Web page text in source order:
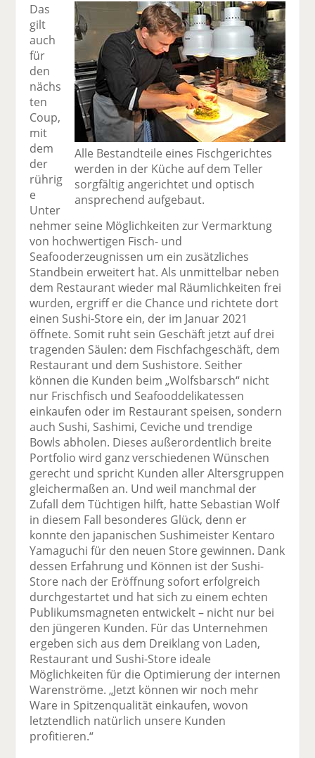
Alle Bestandteile eines Fischgerichtes
werden in der Küche auf dem Teller
sorgfältig angerichtet und optisch
ansprechend aufgebaut.
Das
gilt
auch
für
den
nächs
ten
Coup,
mit
dem
der
rührig
e
Unter
nehmer seine Möglichkeiten zur Vermarktung
von hochwertigen Fisch- und
Seafooderzeugnissen um ein zusätzliches
Standbein erweitert hat. Als unmittelbar neben
dem Restaurant wieder mal Räumlichkeiten frei
wurden, ergriff er die Chance und richtete dort
einen Sushi-Store ein, der im Januar 2021
öffnete. Somit ruht sein Geschäft jetzt auf drei
tragenden Säulen: dem Fischfachgeschäft, dem
Restaurant und dem Sushistore. Seither
können die Kunden beim „Wolfsbarsch“ nicht
nur Frischfisch und Seafooddelikatessen
einkaufen oder im Restaurant speisen, sondern
auch Sushi, Sashimi, Ceviche und trendige
Bowls abholen. Dieses außerordentlich breite
Portfolio wird ganz verschiedenen Wünschen
gerecht und spricht Kunden aller Altersgruppen
gleichermaßen an. Und weil manchmal der
Zufall dem Tüchtigen hilft, hatte Sebastian Wolf
in diesem Fall besonderes Glück, denn er
konnte den japanischen Sushimeister Kentaro
Yamaguchi für den neuen Store gewinnen. Dank
dessen Erfahrung und Können ist der Sushi-
Store nach der Eröffnung sofort erfolgreich
durchgestartet und hat sich zu einem echten
Publikumsmagneten entwickelt – nicht nur bei
den jüngeren Kunden. Für das Unternehmen
ergeben sich aus dem Dreiklang von Laden,
Restaurant und Sushi-Store ideale
Möglichkeiten für die Optimierung der internen
Warenströme. „Jetzt können wir noch mehr
Ware in Spitzenqualität einkaufen, wovon
letztendlich natürlich unsere Kunden
profitieren.“